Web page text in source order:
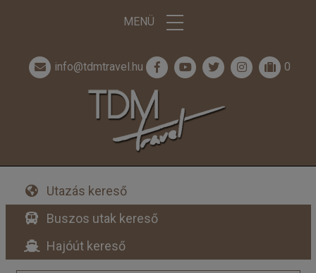
MENÜ
info@tdmtravel.hu 0
Utazás kereső
Buszos utak kereső
Hajóút kereső